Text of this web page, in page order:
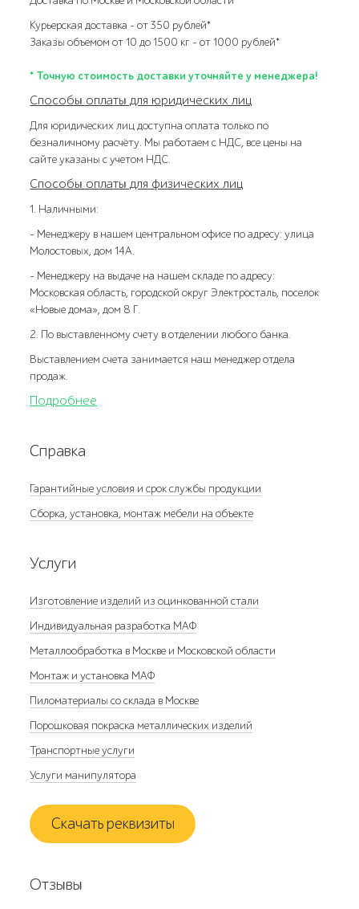
Курьерская доставка – от 350 рублей*
Заказы объемом от 10 до 1500 кг – от 1000 рублей*
* Точную стоимость доставки уточняйте у менеджера!
Способы оплаты для юридических лиц
Для юридических лиц доступна оплата только по
безналичному расчёту. Мы работаем с НДС, все цены на
сайте указаны с учетом НДС.
Способы оплаты для физических лиц
1. Наличными:
- Менеджеру в нашем центральном офисе по адресу: улица
Молостовых, дом 14А.
- Менеджеру на выдаче на нашем складе по адресу:
Московская область, городской округ Электросталь, поселок
«Новые дома», дом 8 Г.
2. По выставленному счету в отделении любого банка.
Выставлением счета занимается наш менеджер отдела
продаж.
Подробнее
Справка
Гарантийные условия и срок службы продукции
Сборка, установка, монтаж мебели на объекте
Услуги
Изготовление изделий из оцинкованной стали
Индивидуальная разработка МАФ
Металлообработка в Москве и Московской области
Монтаж и установка МАФ
Пиломатериалы со склада в Москве
Порошковая покраска металлических изделий
Транспортные услуги
Услуги манипулятора
Скачать реквизиты
Отзывы